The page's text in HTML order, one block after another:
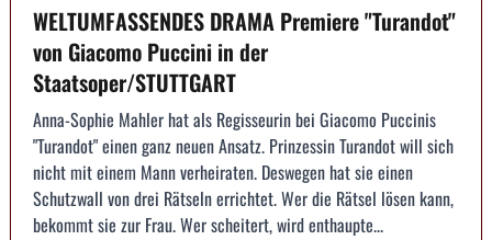
WELTUMFASSENDES DRAMA Premiere "Turandot"
von Giacomo Puccini in der
Staatsoper/STUTTGART
Anna-Sophie Mahler hat als Regisseurin bei Giacomo Puccinis
"Turandot" einen ganz neuen Ansatz. Prinzessin Turandot will sich
nicht mit einem Mann verheiraten. Deswegen hat sie einen
Schutzwall von drei Rätseln errichtet. Wer die Rätsel lösen kann,
bekommt sie zur Frau. Wer scheitert, wird enthaupte...